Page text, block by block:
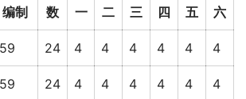
编制
数
一
二
三
四
五
六
59 24 4 4 4 4 4 4
59 24 4 4 4 4 4 4